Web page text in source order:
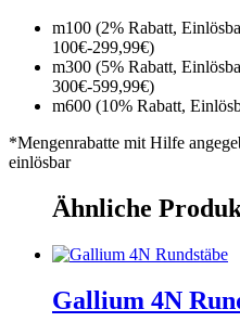
m100 (2% Rabatt,
100€-299,99€)
m300 (5% Rabatt,
300€-599,99€)
m600 (10% Rabatt,
*Mengenrabatte mit Hilfe
einlösbar
Ähnliche
Gallium 4N